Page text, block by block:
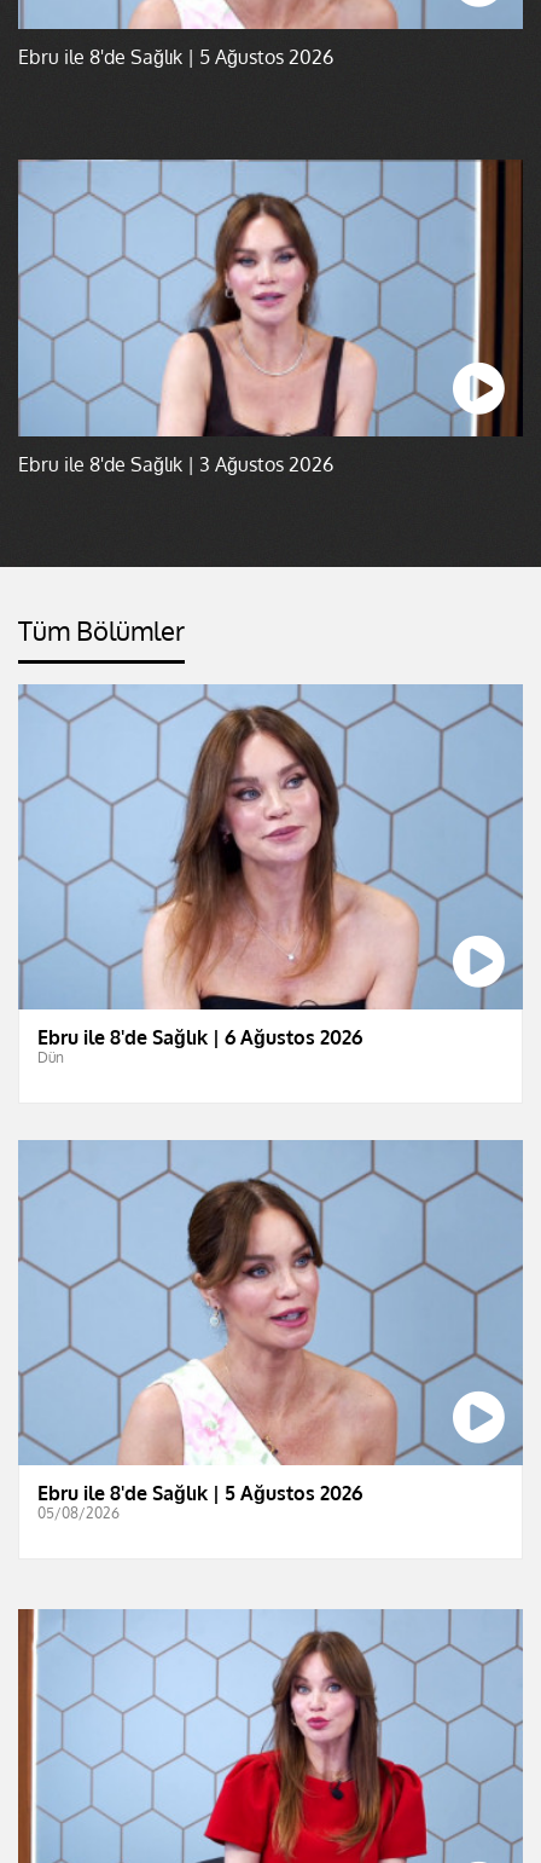
Ebru ile 8'de Sağlık | 5 Ağustos 2026
Ebru ile 8'de Sağlık | 3 Ağustos 2026
Tüm Bölümler
Ebru ile 8'de Sağlık | 6 Ağustos 2026
Dün
Ebru ile 8'de Sağlık | 5 Ağustos 2026
05/08/2026